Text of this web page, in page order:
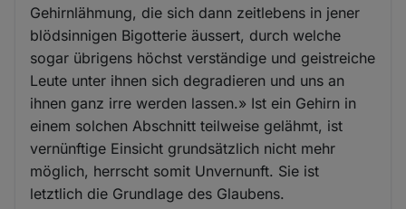
Gehirnlähmung, die sich dann zeitlebens in jener
blödsinnigen Bigotterie äussert, durch welche
sogar übrigens höchst verständige und geistreiche
Leute unter ihnen sich degradieren und uns an
ihnen ganz irre werden lassen.» Ist ein Gehirn in
einem solchen Abschnitt teilweise gelähmt, ist
vernünftige Einsicht grundsätzlich nicht mehr
möglich, herrscht somit Unvernunft. Sie ist
letztlich die Grundlage des Glaubens.